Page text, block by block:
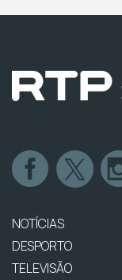
NOTÍCIAS
DESPORTO
TELEVISÃO